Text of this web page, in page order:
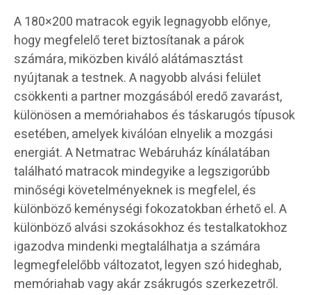
A 180×200 matracok egyik legnagyobb előnye,
hogy megfelelő teret biztosítanak a párok
számára, miközben kiváló alátámasztást
nyújtanak a testnek. A nagyobb alvási felület
csökkenti a partner mozgásából eredő zavarást,
különösen a memóriahabos és táskarugós típusok
esetében, amelyek kiválóan elnyelik a mozgási
energiát. A Netmatrac Webáruház kínálatában
található matracok mindegyike a legszigorúbb
minőségi követelményeknek is megfelel, és
különböző keménységi fokozatokban érhető el. A
különböző alvási szokásokhoz és testalkatokhoz
igazodva mindenki megtalálhatja a számára
legmegfelelőbb változatot, legyen szó hideghab,
memóriahab vagy akár zsákrugós szerkezetről.